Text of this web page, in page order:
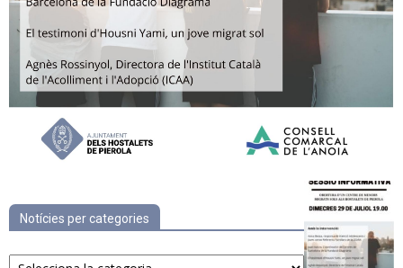
Notícies per categories
Notícies